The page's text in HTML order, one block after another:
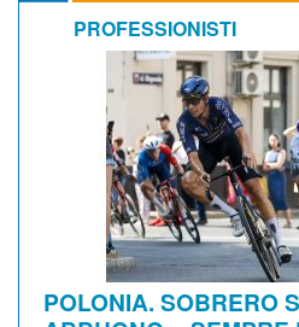
PROFESSIONISTI
POLONIA. SOBRERO